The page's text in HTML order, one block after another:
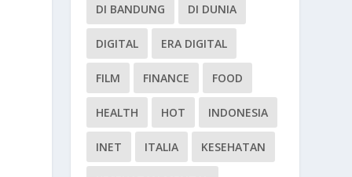
DI BANDUNG DI DUNIA
DIGITAL ERA DIGITAL
FILM FINANCE FOOD
HEALTH HOT INDONESIA
INET ITALIA KESEHATAN